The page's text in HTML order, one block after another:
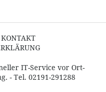
KONTAKT
IT-Service vor Ort-
- Tel. 02191-291288